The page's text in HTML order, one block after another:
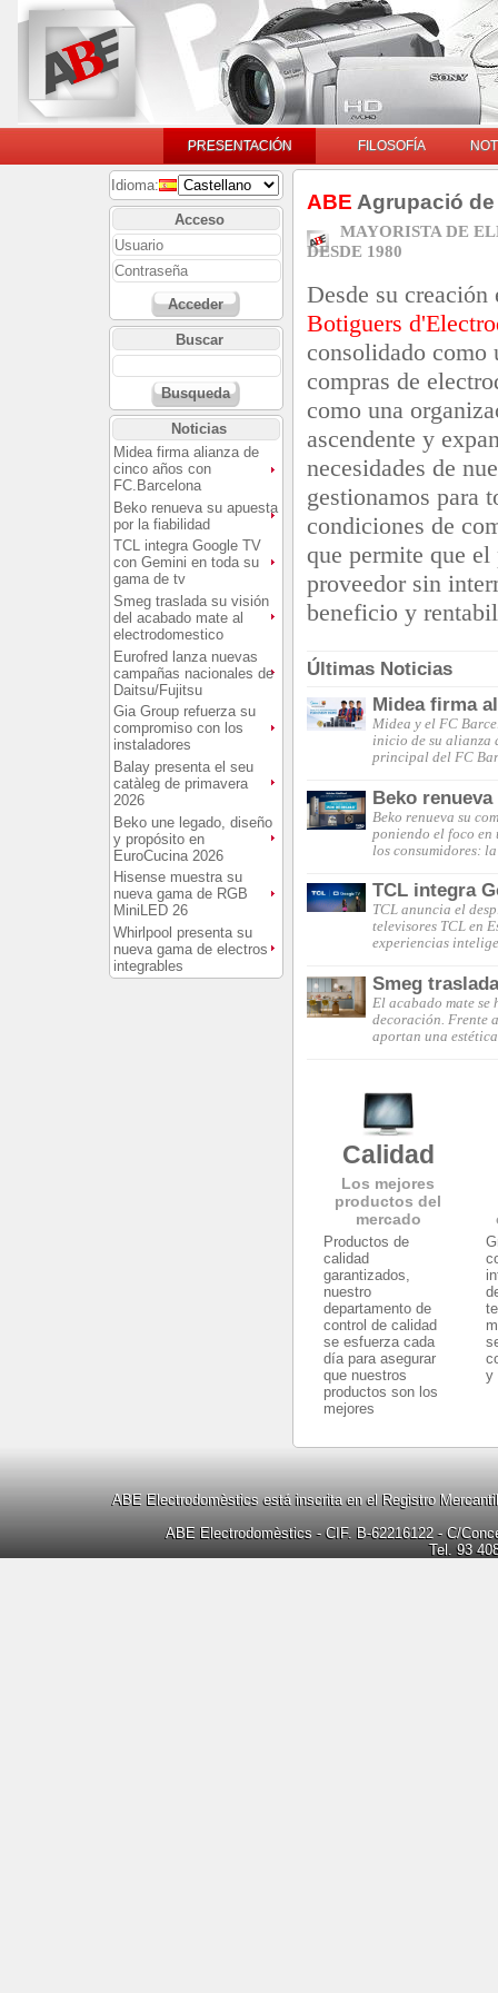
PRESENTACIÓN FILOSOFÍA
Idioma:
Acceso
Acceder
Buscar
Busqueda
Noticias
Midea firma alianza de
cinco años con
FC.Barcelona
Beko renueva su apuesta
por la fiabilidad
TCL integra Google TV
con Gemini en toda su
gama de tv
Smeg traslada su visión
del acabado mate al
electrodomestico
Eurofred lanza nuevas
campañas nacionales de
Daitsu/Fujitsu
Gia Group refuerza su
compromiso con los
instaladores
Balay presenta el seu
catàleg de primavera
2026
Beko une legado, diseño
y propósito en
EuroCucina 2026
Hisense muestra su
nueva gama de RGB
MiniLED 26
Whirlpool presenta su
nueva gama de electros
integrables
ABE Agrupació
MAYORISTA DE
DESDE 1980
Desde su
Botiguers
consolidado como
compras de
como una
ascendente y
necesidades de
gestionamos para
condiciones de
que permite que
proveedor sin
beneficio y
Últimas Noticias
Midea firma
Midea y el FC
inicio de su alianza
principal del FC
Beko
Beko renueva su
poniendo el foco en
los consumidores:
TCL integra
TCL anuncia el
televisores TCL en
experiencias
Smeg
El acabado mate se
decoración. Frente
aportan una
Calidad
Los mejores
productos del
mercado
Productos de
calidad
garantizados,
nuestro
departamento de
control de calidad
se esfuerza cada
día para asegurar
que nuestros
productos son los
mejores
y
ABE Electrodomèstics está inscrita en el Registro
ABE Electrodomèstics - CIF. B-62216122 - C/
Tel. 93